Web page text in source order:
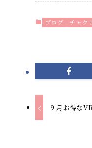
ブログ チャク
９月お得な